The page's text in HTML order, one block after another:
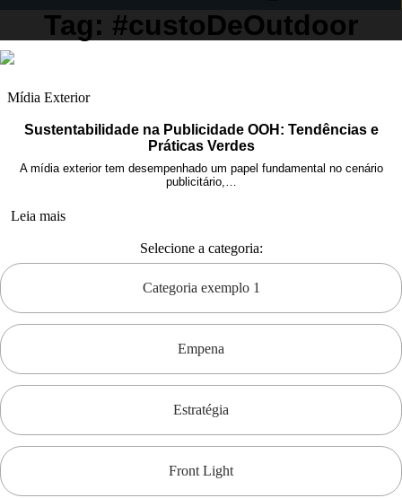
Tag: #custoDeOutdoor
Mídia Exterior
Sustentabilidade na Publicidade OOH: Tendências e
Práticas Verdes
A mídia exterior tem desempenhado um papel fundamental no cenário
publicitário,…
Leia mais
Selecione a categoria:
Categoria exemplo 1
Empena
Estratégia
Front Light